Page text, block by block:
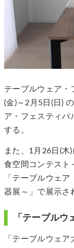
テーブルウェア・
(金)～2月5日(日)
ア・フェスティバ
する。
また、1月26日(木
食空間コンテスト
「テーブルウェ
器展～」で展示さ
「テーブル
「テーブルウェ